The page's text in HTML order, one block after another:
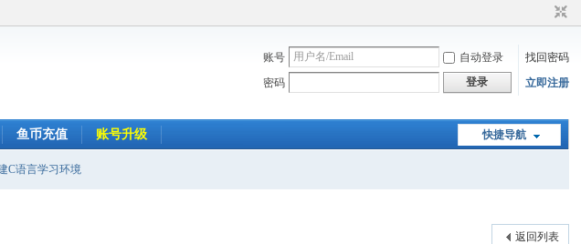
账号 自动登录
找回密码
密码
登录 立即注册
快捷导航
鱼币充值 账号升级
C语言学习环境
返回列表